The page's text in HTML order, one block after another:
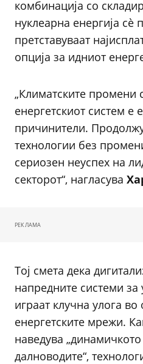
комбинација со
нуклеарна енергија сè
претставуваат
опција за идниот
„Климатските промени
енергетскиот систем е
причинители.
технологии без
сериозен неуспех на
секторот“, нагласува
РЕКЛАМА
Тој смета дека
напредните системи
играат клучна улога
енергетските мрежи.
наведува
далноводите“,